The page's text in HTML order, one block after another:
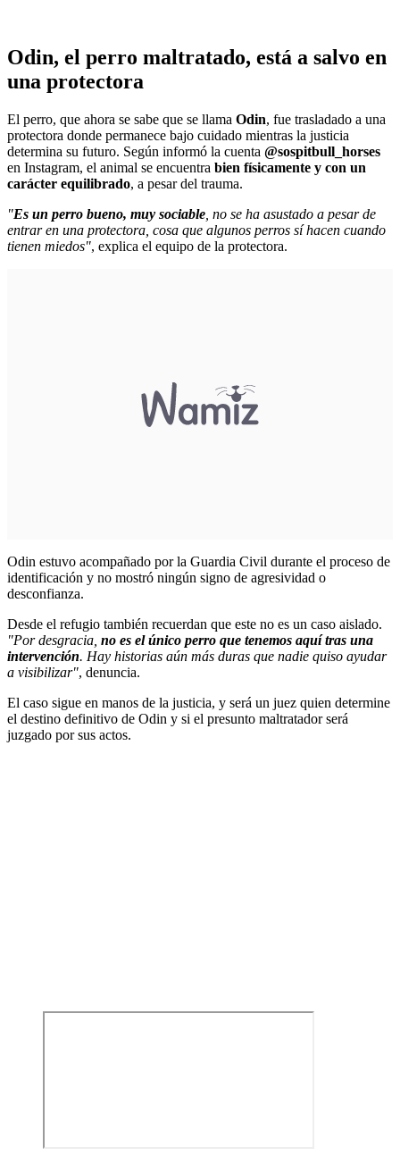
Odin, el perro maltratado, está a salvo en
una protectora
El perro, que ahora se sabe que se llama Odin, fue trasladado a una
protectora donde permanece bajo cuidado mientras la justicia
determina su futuro. Según informó la cuenta @sospitbull_horses
en Instagram, el animal se encuentra bien físicamente y con un
carácter equilibrado, a pesar del trauma.
"Es un perro bueno, muy sociable , no se ha asustado a pesar de
entrar en una protectora, cosa que algunos perros sí hacen cuando
tienen miedos", explica el equipo de la protectora.
Odin estuvo acompañado por la Guardia Civil durante el proceso de
identificación y no mostró ningún signo de agresividad o
desconfianza.
Desde el refugio también recuerdan que este no es un caso aislado.
"Por desgracia, no es el único perro que tenemos aquí tras una
intervención. Hay historias aún más duras que nadie quiso ayudar
a visibilizar", denuncia.
El caso sigue en manos de la justicia, y será un juez quien determine
el destino definitivo de Odin y si el presunto maltratador será
juzgado por sus actos.